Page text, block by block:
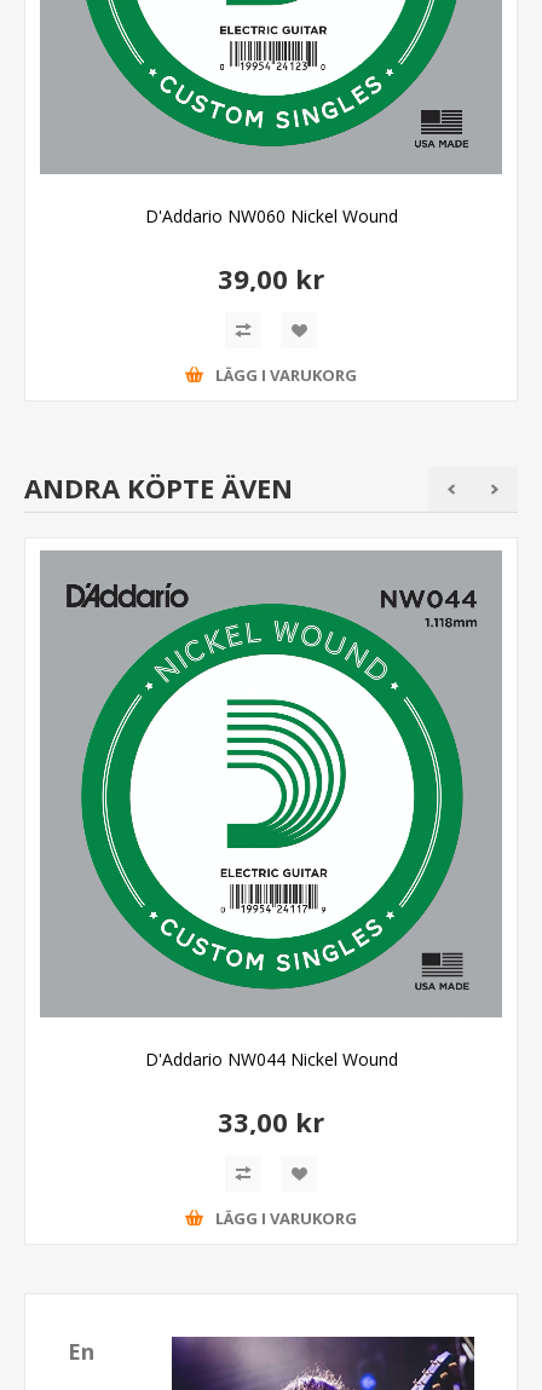
D'Addario NW060 Nickel Wound
39,00 kr
LÄGG I VARUKORG
ANDRA KÖPTE ÄVEN
D'Addario NW044 Nickel Wound
33,00 kr
LÄGG I VARUKORG
En